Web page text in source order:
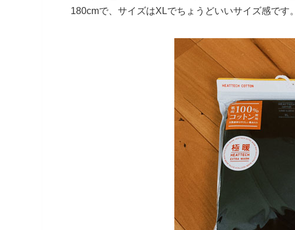
180cmで、サイズはXLでちょうどいいサイズ感です。